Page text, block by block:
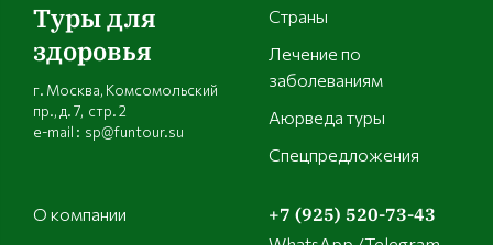
Туры для
здоровья
г. Москва, Комсомольский
пр., д. 7, стр. 2
e-mail : sp@funtour.su
Страны
Лечение по
заболеваниям
Аюрведа туры
Спецпредложения
О компании
+7 (925) 520-73-43